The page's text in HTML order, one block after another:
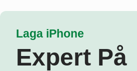
Laga iPhone
Expert På